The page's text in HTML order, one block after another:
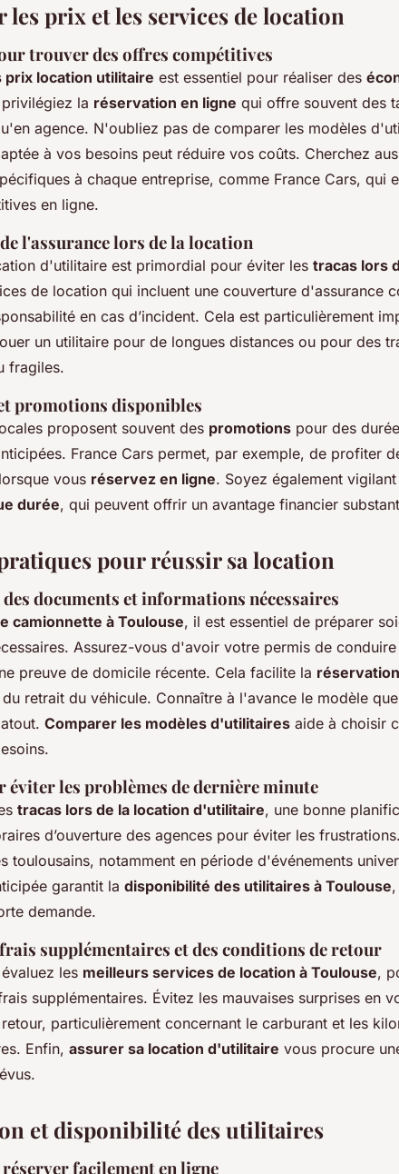
les prix et les services de location
trouver des offres compétitives
prix location utilitaire est essentiel pour réaliser des
la réservation en ligne qui offre souvent des
agence. N'oubliez pas de comparer les modèles
à vos besoins peut réduire vos coûts. Cherchez
à chaque entreprise, comme France Cars, qui
en ligne.
l'assurance lors de la location
d'utilitaire est primordial pour éviter les tracas lors
de location qui incluent une couverture d'assurance
en cas d’incident. Cela est particulièrement
un utilitaire pour de longues distances ou pour des
fragiles.
promotions disponibles
proposent souvent des promotions pour des
France Cars permet, par exemple, de profiter
vous réservez en ligne. Soyez également vigilant
durée, qui peuvent offrir un avantage financier
pour réussir sa location
documents et informations nécessaires
camionnette à Toulouse, il est essentiel de préparer
Assurez-vous d'avoir votre permis de
preuve de domicile récente. Cela facilite la
retrait du véhicule. Connaître à l'avance le modèle
Comparer les modèles d'utilitaires aide à choisir
éviter les problèmes de dernière minute
tracas lors de la location d'utilitaire, une bonne
d’ouverture des agences pour éviter les
toulousains, notamment en période d'événements
garantit la disponibilité des utilitaires à Toulouse
demande.
supplémentaires et des conditions de retour
les meilleurs services de location à Toulouse,
supplémentaires. Évitez les mauvaises surprises en
particulièrement concernant le carburant et les
Enfin, assurer sa location d'utilitaire vous procure
et disponibilité des utilitaires
facilement en ligne